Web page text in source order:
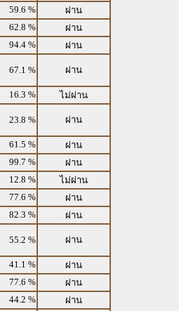
59.6 %
ผ่าน
62.8 %
ผ่าน
94.4 %
ผ่าน
67.1 % ผ่าน
16.3 %
ไม่ผ่าน
23.8 % ผ่าน
61.5 %
ผ่าน
99.7 %
ผ่าน
12.8 %
ไม่ผ่าน
77.6 %
ผ่าน
82.3 %
ผ่าน
55.2 % ผ่าน
41.1 %
ผ่าน
77.6 %
ผ่าน
44.2 %
ผ่าน